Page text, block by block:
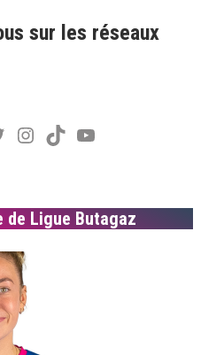
sur les réseaux
Instagram
TikTokYouTube
de Ligue Butagaz